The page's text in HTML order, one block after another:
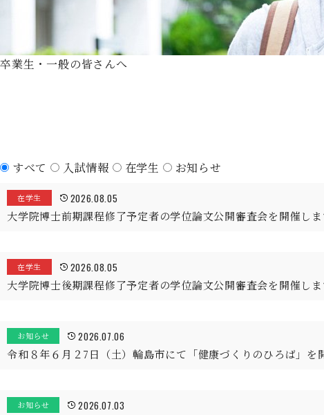
卒業生・一般の皆さんへ
すべて 入試情報 在学生 お知らせ
在学生 2026.08.05
大学院博士前期課程修了予定者の学位論文公開審査会を開催しま
在学生 2026.08.05
大学院博士後期課程修了予定者の学位論文公開審査会を開催しま
お知らせ 2026.07.06
令和８年６月２7日（土）輪島市にて「健康づくりのひろば」を
お知らせ 2026.07.03